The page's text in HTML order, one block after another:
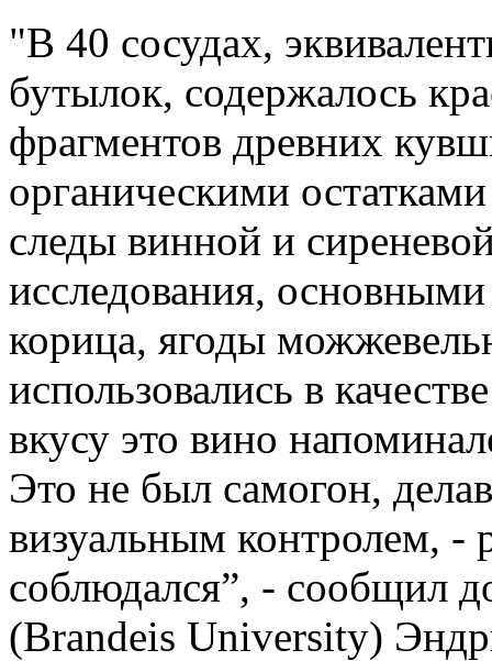
"В 40 сосудах,
бутылок, содержалось
фрагментов древних
органическими
следы винной и
исследования,
корица, ягоды
использовались в
вкусу это вино
Это не был самогон,
визуальным контролем, -
соблюдался”, - сообщил
(Brandeis University)